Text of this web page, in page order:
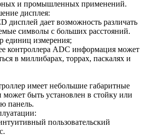
и промышленных применений.
дисплея:
дисплей дает возможность различать
символы с больших расстояний.
измерения;
контроллера ADC информация может
в миллибарах, торрах, паскалях и
имеет небольшие габаритные
может быть установлен в стойку или
панель.
пользовательский